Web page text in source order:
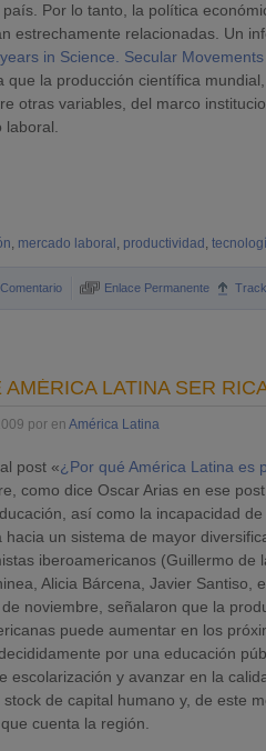
Por lo tanto, la política
estrechamente relacionadas. Un
in Science. Secular
que la producción científica
otras variables, del marco
, mercado laboral , productividad ,
Comentario Enlace Permanente
LATINA SER
por en América Latina
post «¿Por qué América Latina es
como dice Oscar Arias en ese
así como la incapacidad
un sistema de mayor
iberoamericanos (Guillermo de
Alicia Bárcena, Javier Santiso,
noviembre, señalaron que la
puede aumentar en los
por una educación
escolarización y avanzar en la
de capital humano y, de este
cuenta la región.